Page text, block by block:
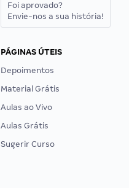
Foi aprovado?
Envie-nos a sua história!
PÁGINAS ÚTEIS
Depoimentos
Material Grátis
Aulas ao Vivo
Aulas Grátis
Sugerir Curso